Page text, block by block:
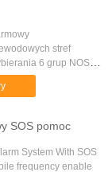
stref
6 grup NOS.
Cechy: 1.
z 32 różnych strefach
SOS pomoc
System With SOS
frequency enable